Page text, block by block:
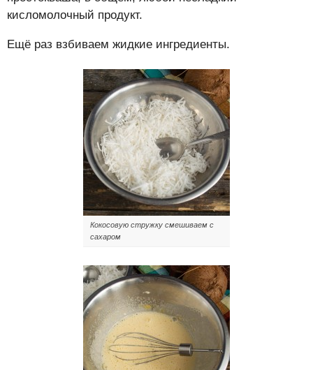
кисломолочный продукт.
Ещё раз взбиваем жидкие ингредиенты.
Кокосовую стружку смешиваем с
сахаром